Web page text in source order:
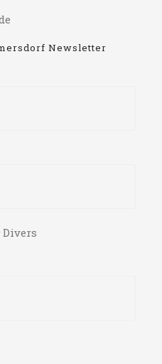
Newsletter
Divers